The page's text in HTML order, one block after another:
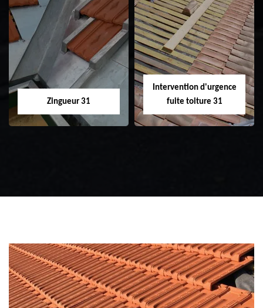
Etanchéité toiture
31
Réparation de
toiture 31
Zingueur 31
Intervention d'urgence
fuite toiture 31